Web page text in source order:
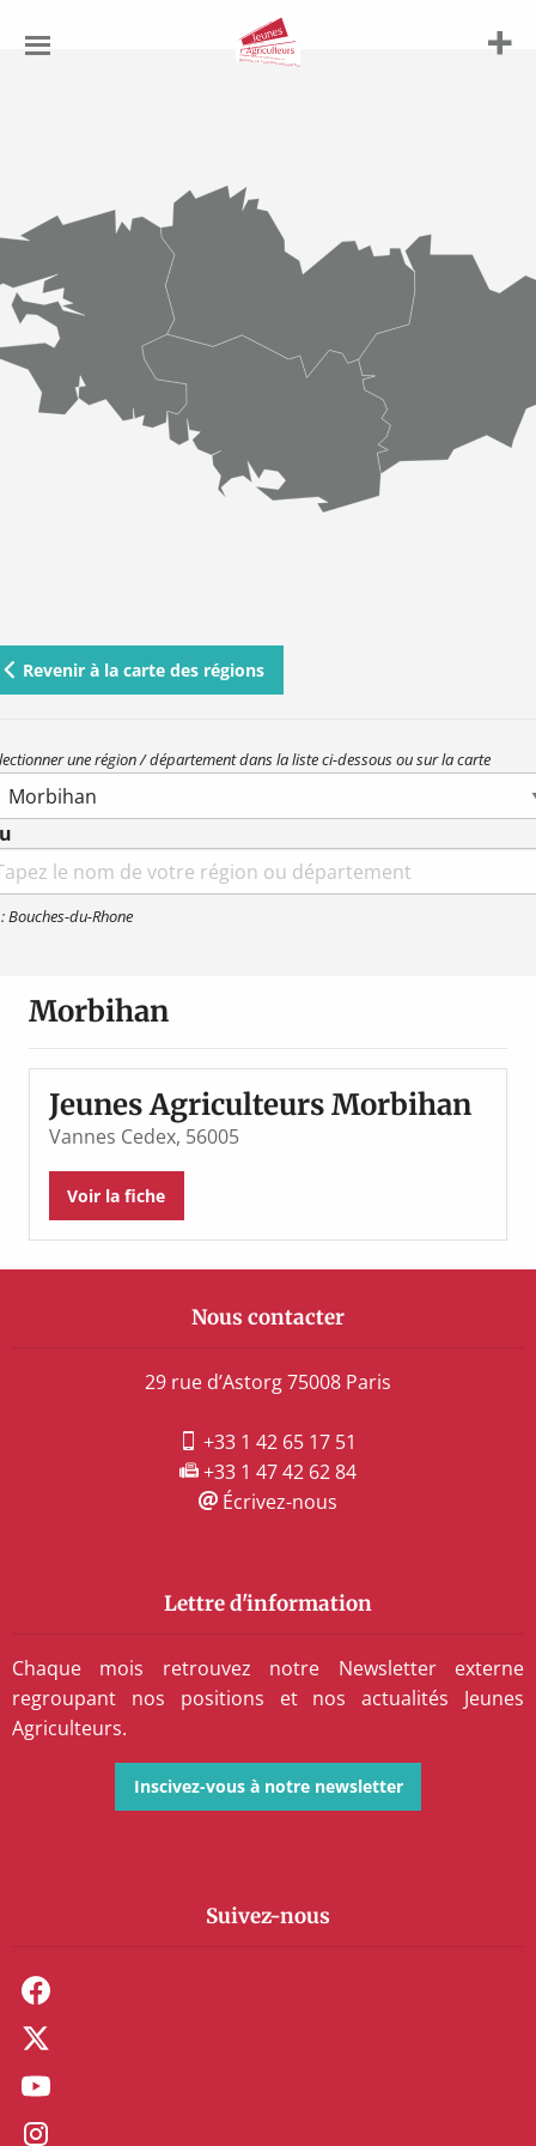
Agriculteurs
Revenir à la carte des régions
une région / département dans la liste ci-dessous ou sur la carte
Bouches-du-Rhone
Morbihan
Jeunes Agriculteurs Morbihan
Vannes Cedex, 56005
Voir la fiche
Nous contacter
29 rue d’Astorg 75008 Paris
+33 1 42 65 17 51
+33 1 47 42 62 84
Écrivez-nous
Lettre d'information
Chaque mois retrouvez notre Newsletter externe
regroupant nos positions et nos actualités Jeunes
Agriculteurs.
Inscivez-vous à notre newsletter
Suivez-nous